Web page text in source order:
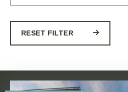
RESET FILTER